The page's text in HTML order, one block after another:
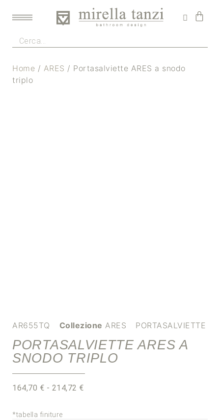
Home / ARES / Portasalviette ARES a snodo
triplo
AR655TQ Collezione ARES PORTASALVIETTE
PORTASALVIETTE ARES A
SNODO TRIPLO
164,70 € - 214,72 €
*tabella finiture